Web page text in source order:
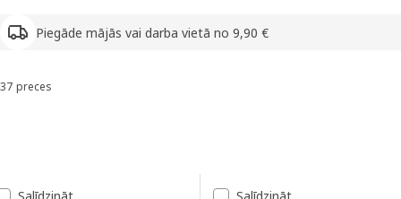
Piegāde mājās vai darba vietā no 9,90 €
Kārtot un filtrēt
37 preces
Rezultātu saraksts